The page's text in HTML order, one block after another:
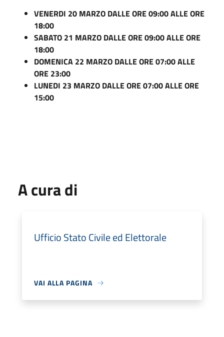
VENERDI 20 MARZO DALLE ORE 09:00 ALLE ORE
18:00
SABATO 21 MARZO DALLE ORE 09:00 ALLE ORE
18:00
DOMENICA 22 MARZO DALLE ORE 07:00 ALLE
ORE 23:00
LUNEDI 23 MARZO DALLE ORE 07:00 ALLE ORE
15:00
A cura di
Ufficio Stato Civile ed Elettorale
VAI ALLA PAGINA